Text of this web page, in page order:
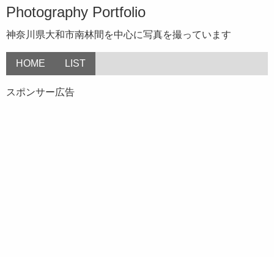
Photography Portfolio
神奈川県大和市南林間を中心に写真を撮っています
HOME LIST
スポンサー広告